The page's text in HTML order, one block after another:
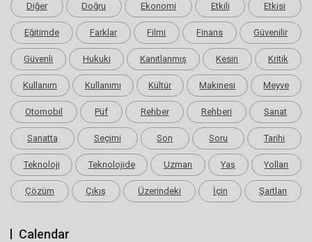
Diğer Doğru Ekonomi Etkili Etkisi
Eğitimde Farklar Filmi Finans Güvenilir
Güvenli Hukuki Kanıtlanmış Kesin Kritik
Kullanım Kullanımı Kültür Makinesi Meyve
Otomobil Püf Rehber Rehberi Sanat
Sanatta Seçimi Son Soru Tarihi
Teknoloji Teknolojide Uzman Yaş Yolları
Çözüm Çıkış Üzerindeki İçin Şartları
Calendar